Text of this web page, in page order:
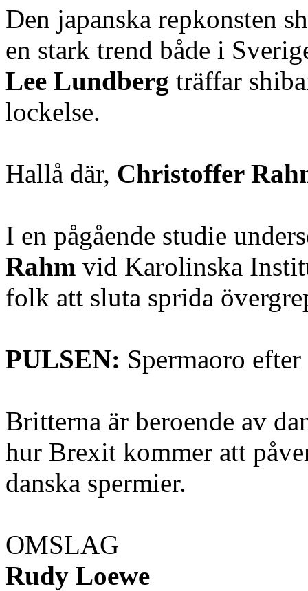
Den japanska repkonsten
en stark trend både i
Lee Lundberg träffar
lockelse.
Hallå där, Christoffer
I en pågående studie
Rahm vid Karolinska
folk att sluta sprida
PULSEN: Spermaoro
Britterna är beroende av
hur Brexit kommer att
danska spermier.
OMSLAG
Rudy Loewe